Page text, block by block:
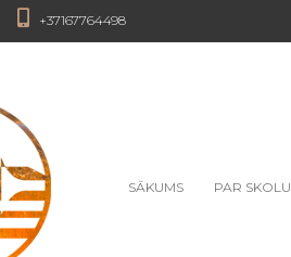
+37167764498
SĀKUMS PAR SKOLU